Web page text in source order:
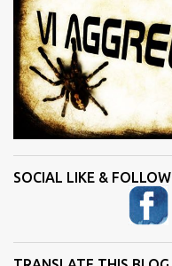
SOCIAL LIKE & FOLLOW